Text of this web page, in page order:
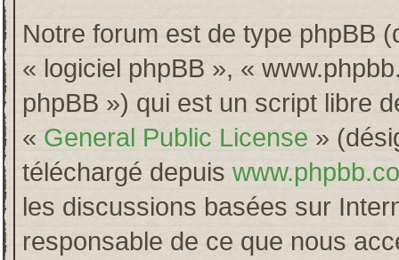
Notre forum est de type phpBB
« logiciel phpBB », «
phpBB ») qui est un script libre
« General Public License »
téléchargé depuis
les discussions basées sur
responsable de ce que nous